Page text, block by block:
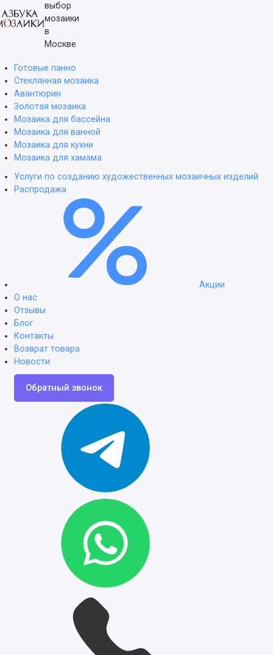
выбор
мозаики
в
Москве
Готовые панно
Стеклянная мозаика
Авантюрин
Золотая мозаика
Мозаика для бассейна
Мозаика для ванной
Мозаика для кухни
Мозаика для хамама
Услуги по созданию художественных мозаичных изделий
Распродажа
Акции
О нас
Отзывы
Блог
Контакты
Возврат товара
Новости
Обратный звонок